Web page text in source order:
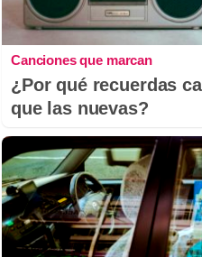
Canciones que marcan
¿Por qué recuerdas
que las nuevas?